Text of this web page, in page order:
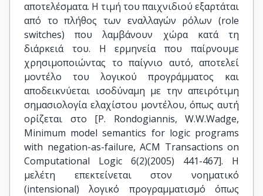
αποτελέσματα. Η τιμή του παιχνιδιού εξαρτάται
από το πλήθος των εναλλαγών ρόλων (role
switches) που λαμβάνουν χώρα κατά τη
διάρκειά του. Η ερμηνεία που παίρνουμε
χρησιμοποιώντας το παίγνιο αυτό, αποτελεί
μοντέλο του λογικού προγράμματος και
αποδεικνύεται ισοδύναμη με την απειρότιμη
σημασιολογία ελαχίστου μοντέλου, όπως αυτή
ορίζεται στο [P. Rondogiannis, W.W.Wadge,
Minimum model semantics for logic programs
with negation-as-failure, ACM Transactions on
Computational Logic 6(2)(2005) 441-467]. Η
μελέτη επεκτείνεται στον νοηματικό
(intensional) λογικό προγραμματισμό όπως